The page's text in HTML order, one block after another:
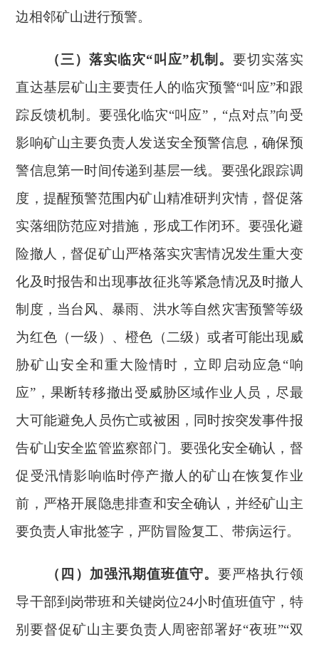
边相邻矿山进行预警。
（三）落实临灾“叫应”机制。 要切实落实
直达基层矿山主要责任人的临灾预警“叫应”和跟
踪反馈机制。要强化临灾“叫应”，“点对点”向受
影响矿山主要负责人发送安全预警信息，确保预
警信息第一时间传递到基层一线。要强化跟踪调
度，提醒预警范围内矿山精准研判灾情，督促落
实落细防范应对措施，形成工作闭环。要强化避
险撤人，督促矿山严格落实灾害情况发生重大变
化及时报告和出现事故征兆等紧急情况及时撤人
制度，当台风、暴雨、洪水等自然灾害预警等级
为红色（一级）、橙色（二级）或者可能出现威
胁矿山安全和重大险情时，立即启动应急“响
应”，果断转移撤出受威胁区域作业人员，尽最
大可能避免人员伤亡或被困，同时按突发事件报
告矿山安全监管监察部门。要强化安全确认，督
促受汛情影响临时停产撤人的矿山在恢复作业
前，严格开展隐患排查和安全确认，并经矿山主
要负责人审批签字，严防冒险复工、带病运行。
（四）加强汛期值班值守。要严格执行领
导干部到岗带班和关键岗位24小时值班值守，特
别要督促矿山主要负责人周密部署好“夜班”“双